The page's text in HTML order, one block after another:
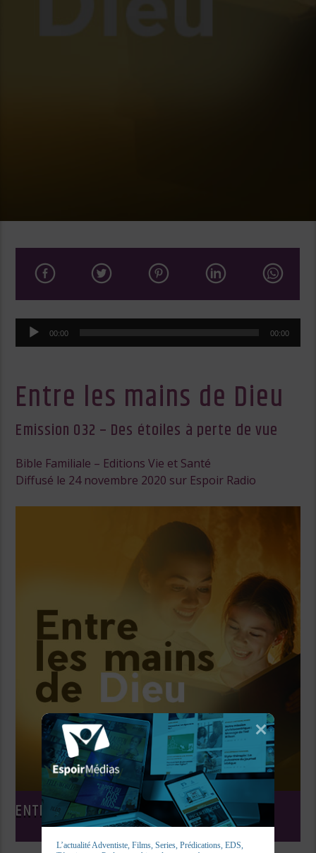
Lecteur
audio
00:00 00:00
Entre les mains de Dieu
Emission 032 – Des étoiles à perte de vue
Bible Familiale – Editions Vie et Santé
Diffusé le 24 novembre 2020 sur Espoir Radio
ENTRE LES MAINS DE DIEU
L’actualité Adventiste, Films, Series, Prédications, EDS,